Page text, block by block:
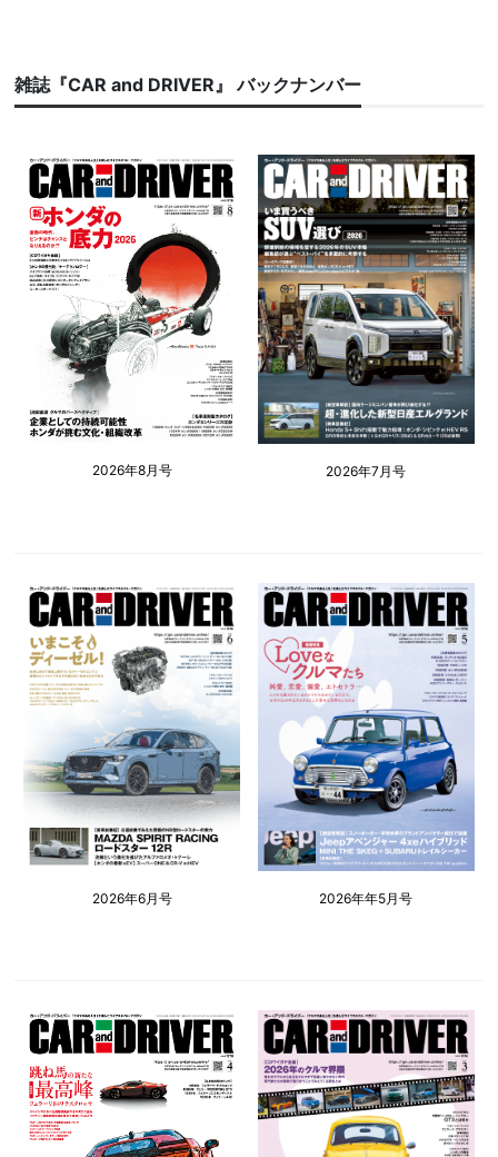
雑誌『CAR and DRIVER』 バックナンバー
2026年8月号 2026年7月号
2026年6月号 2026年年5月号